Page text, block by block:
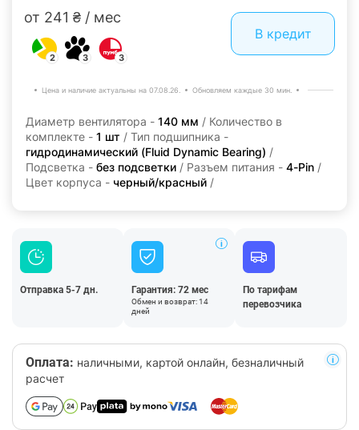
от 241 ₴ / мес
2 3 3
В кредит
Цена и наличие актуальны на 07.08.26. Обновляем каждые 30 мин.
Диаметр вентилятора - 140 мм / Количество в
комплекте - 1 шт / Тип подшипника -
гидродинамический (Fluid Dynamic Bearing) /
Подсветка - без подсветки / Разъем питания - 4-Pin /
Цвет корпуса - черный/красный /
Отправка 5-7 дн. Гарантия: 72 мес
Обмен и возврат: 14
дней
По тарифам
перевозчика
Оплата: наличными, картой онлайн, безналичный
расчет